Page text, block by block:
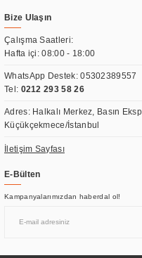
Bize Ulaşın
Çalışma Saatleri:
Hafta içi: 08:00 - 18:00
WhatsApp Destek:05302389557
Tel: 0212 293 58 26
Adres: Halkalı Merkez, Basın
Küçükçekmece/İstanbul
İletişim Sayfası
E-Bülten
Kampanyalarımızdan haberdal ol!